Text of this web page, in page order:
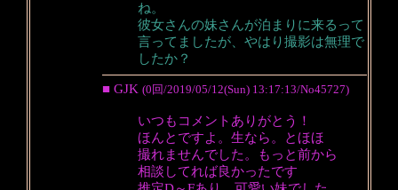
ね。
彼女さんの妹さんが泊まりに来るって
言ってましたが、やはり撮影は無理で
したか？
■ GJK (0回/2019/05/12(Sun) 13:17:13/No45727)
いつもコメントありがとう！
ほんとですよ。生なら。とほほ
撮れませんでした。もっと前から
相談してれば良かったです